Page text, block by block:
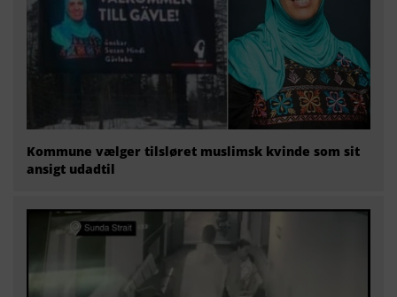
Kommune vælger tilsløret muslimsk kvinde som sit
ansigt udadtil